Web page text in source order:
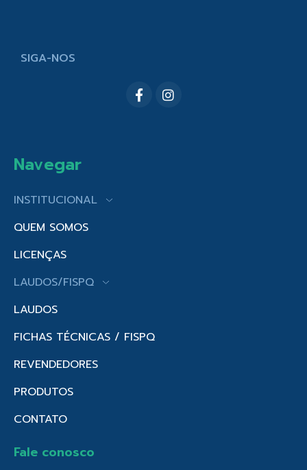
SIGA-NOS
Navegar
INSTITUCIONAL
QUEM SOMOS
LICENÇAS
LAUDOS/FISPQ
LAUDOS
FICHAS TÉCNICAS / FISPQ
REVENDEDORES
PRODUTOS
CONTATO
Fale conosco